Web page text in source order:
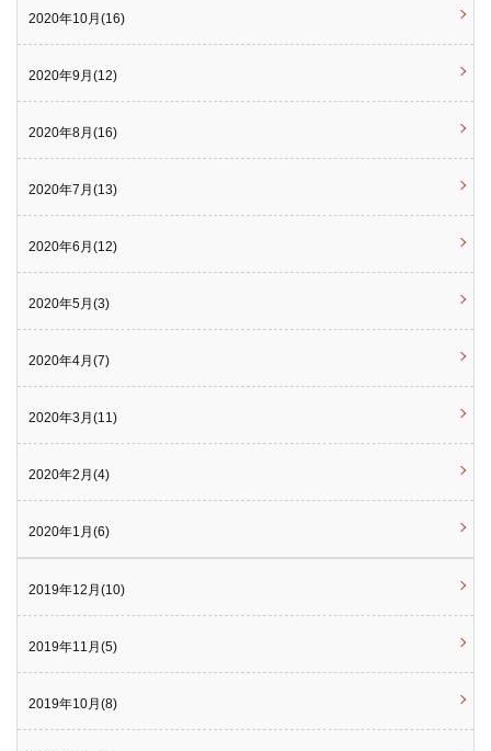
2020年10月(16)
2020年9月(12)
2020年8月(16)
2020年7月(13)
2020年6月(12)
2020年5月(3)
2020年4月(7)
2020年3月(11)
2020年2月(4)
2020年1月(6)
2019年12月(10)
2019年11月(5)
2019年10月(8)